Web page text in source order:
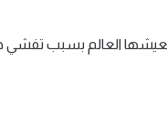
يعيشها العالم بسبب تفشي